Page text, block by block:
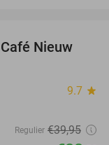
41%
Nieuw
9.7 star
Regulier €39,95